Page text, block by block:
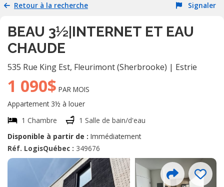
RESSOURCES
Retour à la recherche Signaler
BEAU 3½|INTERNET ET EAU
CHAUDE
535 Rue King Est, Fleurimont (Sherbrooke) | Estrie
1 090$ PAR MOIS
Appartement 3½ à louer
1 Chambre
1 Salle de bain/d'eau
Disponible à partir de : Immédiatement
Réf. LogisQuébec : 349676